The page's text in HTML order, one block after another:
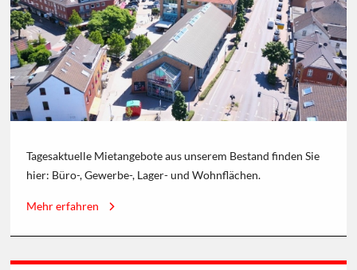
Tagesaktuelle Mietangebote aus unserem Bestand finden Sie
hier: Büro-, Gewerbe-, Lager- und Wohnflächen.
Mehr erfahren